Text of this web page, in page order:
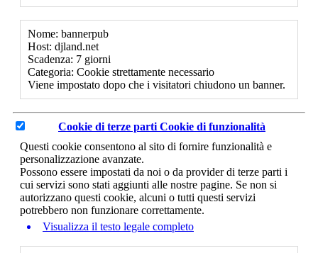
Nome: bannerpub
Host: djland.net
Scadenza: 7 giorni
Categoria: Cookie strettamente necessario
Viene impostato dopo che i visitatori chiudono un banner.
Cookie di terze parti Cookie di funzionalità
Questi cookie consentono al sito di fornire funzionalità e
personalizzazione avanzate.
Possono essere impostati da noi o da provider di terze parti i
cui servizi sono stati aggiunti alle nostre pagine. Se non si
autorizzano questi cookie, alcuni o tutti questi servizi
potrebbero non funzionare correttamente.
Visualizza il testo legale completo